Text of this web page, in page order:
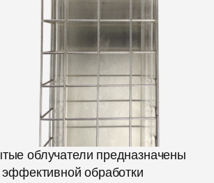
облучатели предназначены
обработки